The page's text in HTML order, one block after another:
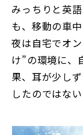
みっちりと英
も、移動の車
夜は自宅でオ
け”の環境に、
果、耳が少し
したのではな